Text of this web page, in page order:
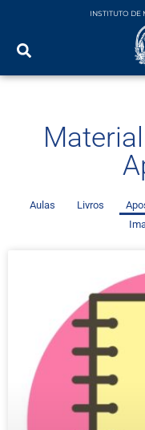
INSTITUTO DE
Aulas Livros